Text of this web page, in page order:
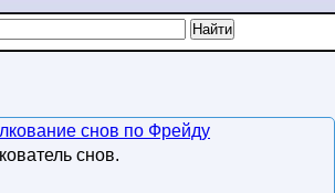
снов по Фрейду
снов.